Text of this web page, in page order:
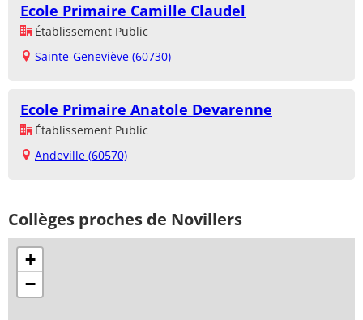
Ecole Primaire Camille Claudel
Établissement Public
Sainte-Geneviève (60730)
Ecole Primaire Anatole Devarenne
Établissement Public
Andeville (60570)
Collèges proches de Novillers
+
−